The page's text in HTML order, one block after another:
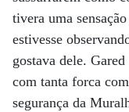
tivera uma
estivesse
gostava dele.
com tanta forca
segurança da